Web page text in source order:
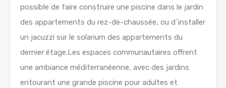
possible de faire construire une piscine dans le jardin
des appartements du rez-de-chaussée, ou d´installer
un jacuzzi sur le solarium des appartements du
dernier étage.Les espaces communautaires offrent
une ambiance méditerranéenne, avec des jardins
entourant une grande piscine pour adultes et